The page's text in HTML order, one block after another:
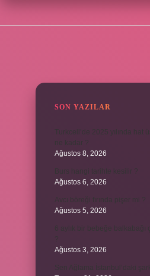
SON YAZILAR
Turkcell’de 2025 yılında hat
ne kadar ?
Ağustos 8, 2026
Burs hangi tarihte kesilir ?
Ağustos 6, 2026
Avcı böreği fırında pişer mi ?
Ağustos 5, 2026
6 aylık bir bebeğe balkabağı
Ağustos 3, 2026
Sen Ağlama İstanbul’daki